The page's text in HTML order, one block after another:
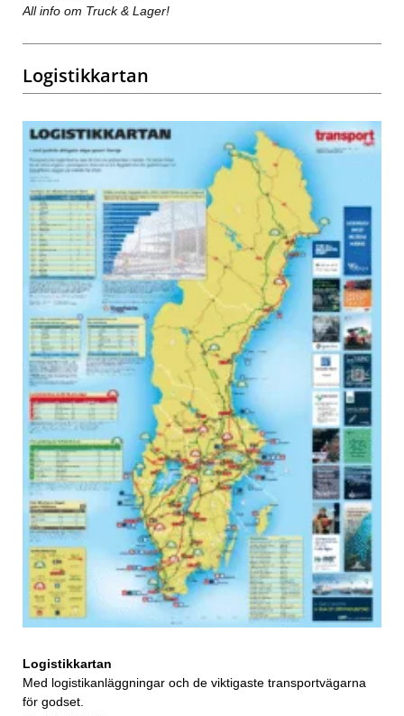
All info om Truck & Lager!
Logistikkartan
Logistikkartan
Med logistikanläggningar och de viktigaste transportvägarna
för godset.